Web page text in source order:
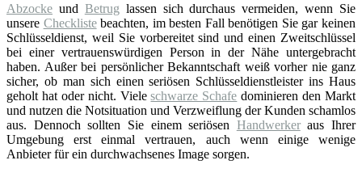
Abzocke und Betrug lassen sich durchaus vermeiden, wenn Sie
unsere Checklistebeachten, im besten Fall benötigen Sie gar keinen
Schlüsseldienst, weil Sie vorbereitet sind und einen Zweitschlüssel
bei einer vertrauenswürdigen Person in der Nähe untergebracht
haben. Außer bei persönlicher Bekanntschaft weiß vorher nie ganz
sicher, ob man sich einen seriösen Schlüsseldienstleister ins Haus
geholt hat oder nicht. Vieleschwarze Schafe dominieren den Markt
und nutzen die Notsituation und Verzweiflung der Kunden schamlos
aus. Dennoch sollten Sie einem seriösen Handwerkeraus Ihrer
Umgebung erst einmal vertrauen, auch wenn einige wenige
Anbieter für ein durchwachsenes Image sorgen.